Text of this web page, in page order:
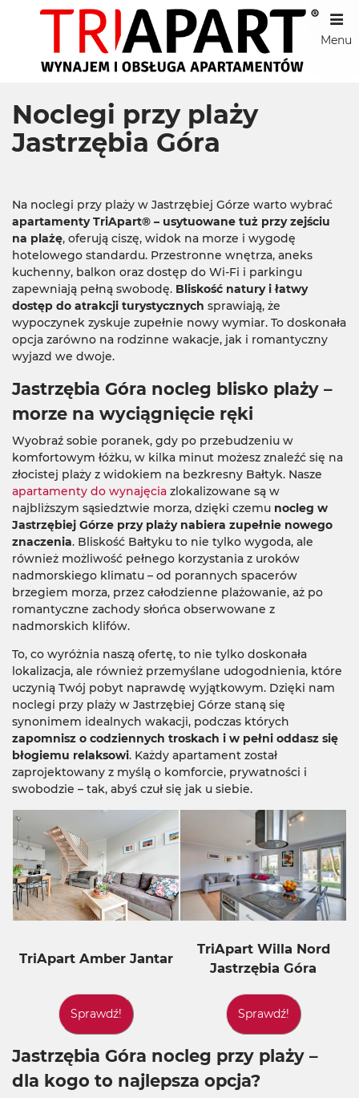
Menu
Noclegi przy plaży
Jastrzębia Góra
Na noclegi przy plaży w Jastrzębiej Górze warto wybrać
apartamenty TriApart® – usytuowane tuż przy zejściu
na plażę, oferują ciszę, widok na morze i wygodę
hotelowego standardu. Przestronne wnętrza, aneks
kuchenny, balkon oraz dostęp do Wi-Fi i parkingu
zapewniają pełną swobodę. Bliskość natury i łatwy
dostęp do atrakcji turystycznych sprawiają, że
wypoczynek zyskuje zupełnie nowy wymiar. To doskonała
opcja zarówno na rodzinne wakacje, jak i romantyczny
wyjazd we dwoje.
Jastrzębia Góra nocleg blisko plaży –
morze na wyciągnięcie ręki
Wyobraź sobie poranek, gdy po przebudzeniu w
komfortowym łóżku, w kilka minut możesz znaleźć się na
złocistej plaży z widokiem na bezkresny Bałtyk. Nasze
apartamenty do wynajęcia zlokalizowane są w
najbliższym sąsiedztwie morza, dzięki czemu nocleg w
Jastrzębiej Górze przy plaży nabiera zupełnie nowego
znaczenia. Bliskość Bałtyku to nie tylko wygoda, ale
również możliwość pełnego korzystania z uroków
nadmorskiego klimatu – od porannych spacerów
brzegiem morza, przez całodzienne plażowanie, aż po
romantyczne zachody słońca obserwowane z
nadmorskich klifów.
To, co wyróżnia naszą ofertę, to nie tylko doskonała
lokalizacja, ale również przemyślane udogodnienia, które
uczynią Twój pobyt naprawdę wyjątkowym. Dzięki nam
noclegi przy plaży w Jastrzębiej Górze staną się
synonimem idealnych wakacji, podczas których
zapomnisz o codziennych troskach i w pełni oddasz się
błogiemu relaksowi. Każdy apartament został
zaprojektowany z myślą o komforcie, prywatności i
swobodzie – tak, abyś czuł się jak u siebie.
TriApart Amber Jantar
TriApart Willa Nord
Jastrzębia Góra
Jastrzębia Góra nocleg przy plaży –
dla kogo to najlepsza opcja?